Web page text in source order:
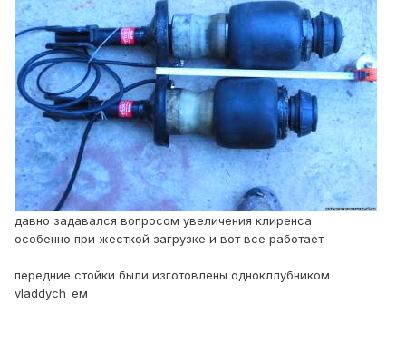
давно задавался вопросом увеличения клиренса
особенно при жесткой загрузке и вот все работает
передние стойки были изготовлены однокллубником
vladdych_ем